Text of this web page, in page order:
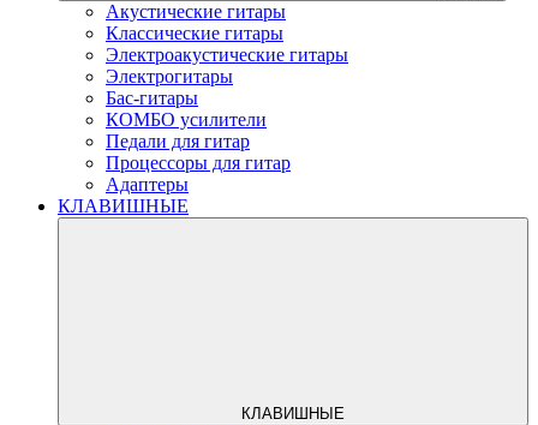
Акустические гитары
Классические гитары
Электроакустические гитары
Электрогитары
Бас-гитары
КОМБО усилители
Педали для гитар
Процессоры для гитар
Адаптеры
КЛАВИШНЫЕ
КЛАВИШНЫЕ